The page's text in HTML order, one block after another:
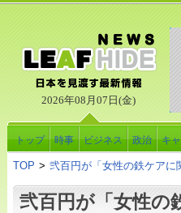
2026年08月07日(金)
トップ 時事 ビジネス 政治 キ
TOP > 弐百円が「女性の鉄ケアに
弐百円が「女性の